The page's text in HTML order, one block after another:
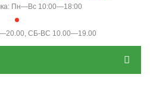
Пн—Вс 10:00—18:00
СБ-ВС 10.00—19.00